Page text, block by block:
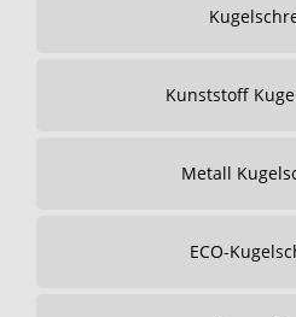
Kunststoff
Metall
ECO-